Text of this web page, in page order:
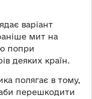
варіант
мит на
попри
деяких країн.
полягає в тому,
перешкодити